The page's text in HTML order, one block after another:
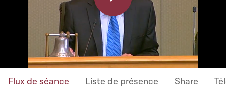
Play
Video
Flux de séance Liste de présence Share